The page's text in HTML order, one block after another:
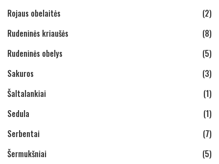
Rojaus obelaitės
(2)
Rudeninės kriaušės
(8)
Rudeninės obelys
(5)
Sakuros
(3)
Šaltalankiai
(1)
Sedula
(1)
Serbentai
(7)
Šermukšniai
(5)